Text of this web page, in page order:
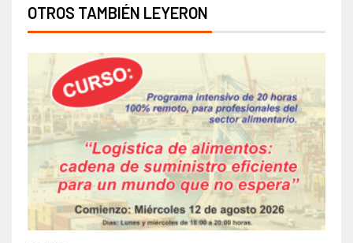
OTROS TAMBIÉN LEYERON